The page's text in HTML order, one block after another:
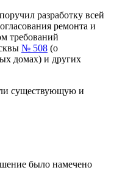
разработку всей
ремонта и
требований
№ 508 (о
домах) и других
существующую и
было намечено